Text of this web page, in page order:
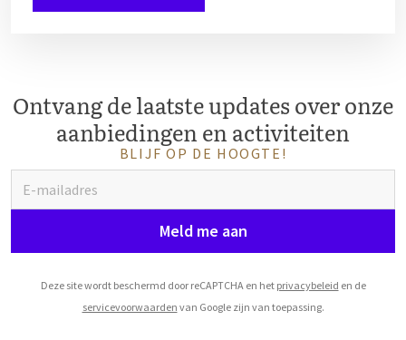
Ontvang de laatste updates over onze
aanbiedingen en activiteiten
BLIJF OP DE HOOGTE!
Meld me aan
Deze site wordt beschermd door reCAPTCHA en het privacybeleid en de
servicevoorwaarden van Google zijn van toepassing.